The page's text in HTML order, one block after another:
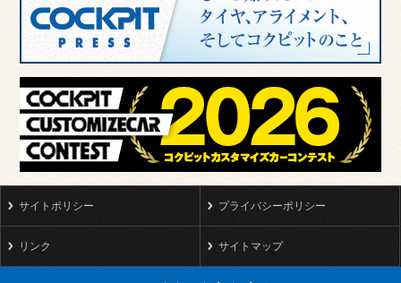
サイトポリシー プライバシーポリシー
リンク サイトマップ